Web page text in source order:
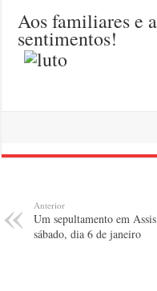
Aos familiares e
sentimentos!
Anterior
Um sepultamento em
sábado, dia 6 de janeiro